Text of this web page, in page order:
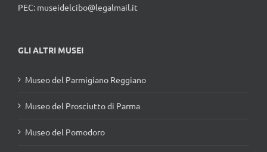
PEC: museidelcibo@legalmail.it
GLI ALTRI MUSEI
Museo del Parmigiano Reggiano
Museo del Prosciutto di Parma
Museo del Pomodoro